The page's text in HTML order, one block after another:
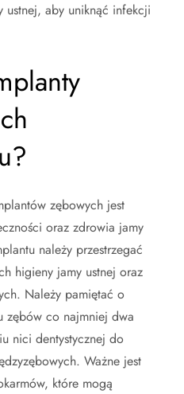
aby uniknąć infekcji
zębowych jest
oraz zdrowia jamy
należy przestrzegać
higieny jamy ustnej oraz
Należy pamiętać o
zębów co najmniej dwa
nici dentystycznej do
Ważne jest
które mogą